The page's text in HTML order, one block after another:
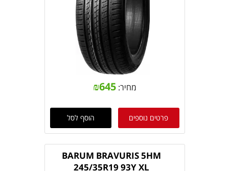
מחיר: ₪645
פרטים נוספים הוסף לסל
BARUM BRAVURIS 5HM
245/35R19 93Y XL